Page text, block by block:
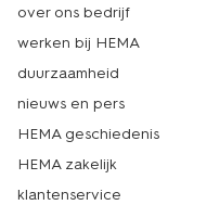
over ons bedrijf
werken bij HEMA
duurzaamheid
nieuws en pers
HEMA geschiedenis
HEMA zakelijk
klantenservice